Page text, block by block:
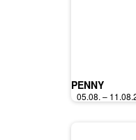
PENNY
05.08. –